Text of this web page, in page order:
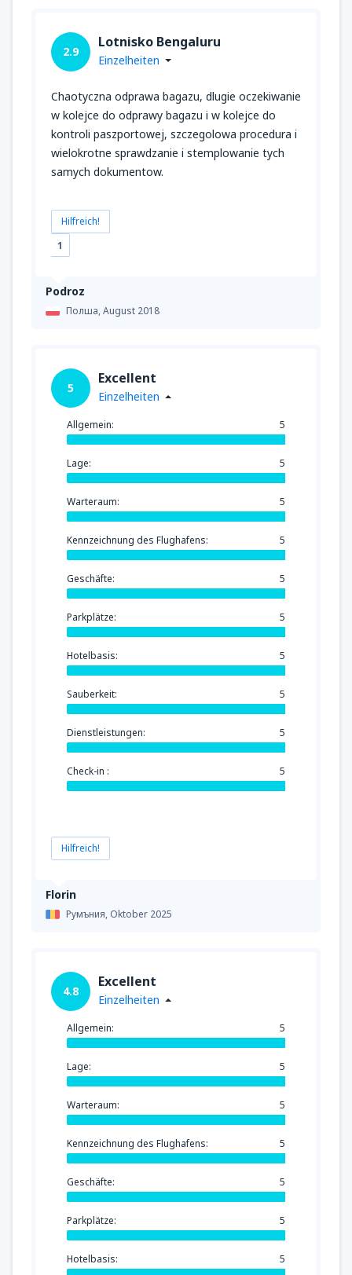
Podroz
Полша,August 2018
2.9
Lotnisko Bengaluru
Einzelheiten
Chaotyczna odprawa bagazu, dlugie oczekiwanie
w kolejce do odprawy bagazu i w kolejce do
kontroli paszportowej, szczegolowa procedura i
wielokrotne sprawdzanie i stemplowanie tych
samych dokumentow.
Hilfreich!
1
Florin
Румъния, Oktober 2025
5
Excellent
Einzelheiten
Allgemein: 5
Lage: 5
Warteraum: 5
Kennzeichnung des Flughafens: 5
Geschäfte: 5
Parkplätze: 5
Hotelbasis: 5
Sauberkeit: 5
Dienstleistungen: 5
Check-in : 5
Hilfreich!
4.8
Excellent
Einzelheiten
Allgemein: 5
Lage: 5
Warteraum: 5
Kennzeichnung des Flughafens: 5
Geschäfte: 5
Parkplätze: 5
Hotelbasis: 5